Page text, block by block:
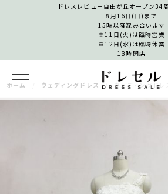
ドレスレビュー自由が丘オープン34
8月16日(日)まで
15時以降混み合います
※11日(火)は臨時営業
※12日(水)は臨時休業
18時閉店
ホーム ウェディングドレス ウェディングド